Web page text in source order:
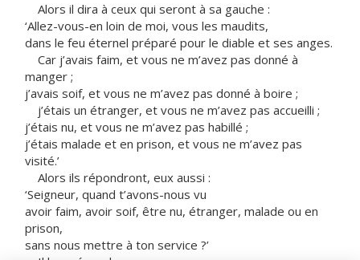
Alors il dira à ceux qui seront à sa gauche :
‘Allez-vous-en loin de moi, vous les maudits,
dans le feu éternel préparé pour le diable et ses anges.
Car j’avais faim, et vous ne m’avez pas donné à
manger ;
j’avais soif, et vous ne m’avez pas donné à boire ;
j’étais un étranger, et vous ne m’avez pas accueilli ;
j’étais nu, et vous ne m’avez pas habillé ;
j’étais malade et en prison, et vous ne m’avez pas
visité.’
Alors ils répondront, eux aussi :
‘Seigneur, quand t’avons-nous vu
avoir faim, avoir soif, être nu, étranger, malade ou en
prison,
sans nous mettre à ton service ?’